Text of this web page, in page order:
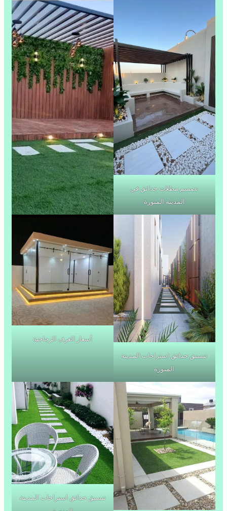
تصميم مظلات حدائق في
المدينة المنورة
تنسيق حدائق استراحات المدينة
المنورة
أسعار الغرف الزجاجية
تنسيق حدائق استراحات المدينة